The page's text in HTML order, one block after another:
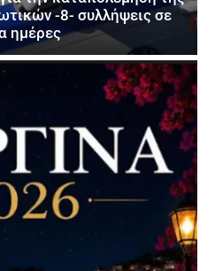
-8- συλλήψεις σε
ημέρες